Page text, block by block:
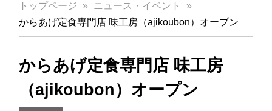
トップページ
ニュース・イベント
からあげ定食専門店 味工房（ajikoubon）オープン
からあげ定食専門店 味工房
（ajikoubon）オープン